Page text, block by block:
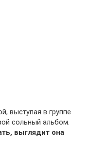
выступая в группе
сольный альбом.
выглядит она